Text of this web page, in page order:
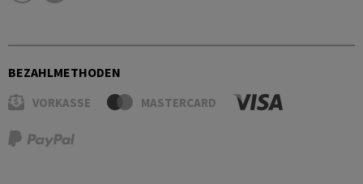
BEZAHLMETHODEN
VORKASSE MASTERCARD